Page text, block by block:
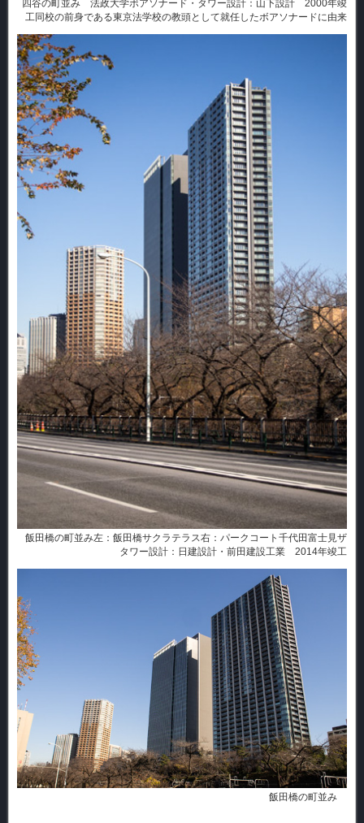
四谷の町並み 法政大学ボアソナード・タワー 設計：山下設計 2000年竣
工 同校の前身である東京法学校の教頭として就任したボアソナードに由来
飯田橋の町並み 左：飯田橋サクラテラス 右：パークコート千代田富士見ザ
タワー 設計：日建設計・前田建設工業 2014年竣工
飯田橋の町並み